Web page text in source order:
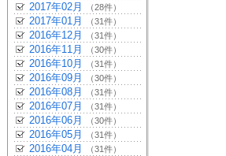
2017年02月 （28件）
2017年01月 （31件）
2016年12月 （31件）
2016年11月 （30件）
2016年10月 （31件）
2016年09月 （30件）
2016年08月 （31件）
2016年07月 （31件）
2016年06月 （30件）
2016年05月 （31件）
2016年04月 （31件）